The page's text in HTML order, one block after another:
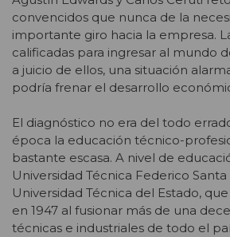
convencidos que nunca de la
importante giro hacia la empresa.
calificadas para ingresar al mundo
a juicio de ellos, una situación
podría frenar el desarrollo
El diagnóstico no era del todo
época la educación técnico-
bastante escasa. A nivel de
Universidad Técnica Federico Santa
Universidad Técnica del Estado,
en 1947 al fusionar más de una
técnicas e industriales de todo el